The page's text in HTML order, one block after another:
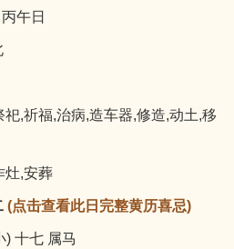
午日
祀,祈福,治病,造车器,修造,动土,移
灶,安葬
(点击查看此日完整黄历喜忌)
十七 属马